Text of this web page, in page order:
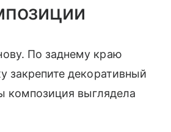
По заднему краю
закрепите декоративный
композиция выглядела